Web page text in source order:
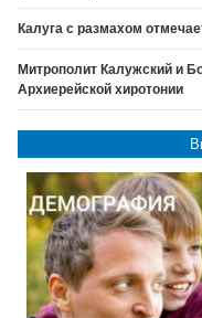
Калуга с размахом
Митрополит Калужский и
Архиерейской хиротонии